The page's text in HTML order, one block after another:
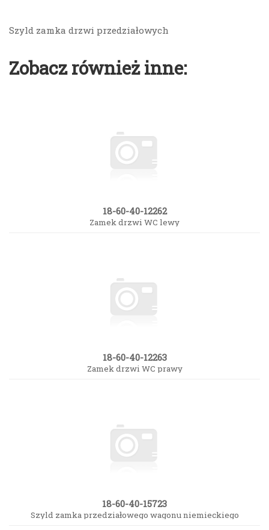
Szyld zamka drzwi przedziałowych
Zobacz również inne:
18-60-40-12262
Zamek drzwi WC lewy
18-60-40-12263
Zamek drzwi WC prawy
18-60-40-15723
Szyld zamka przedziałowego wagonu niemieckiego